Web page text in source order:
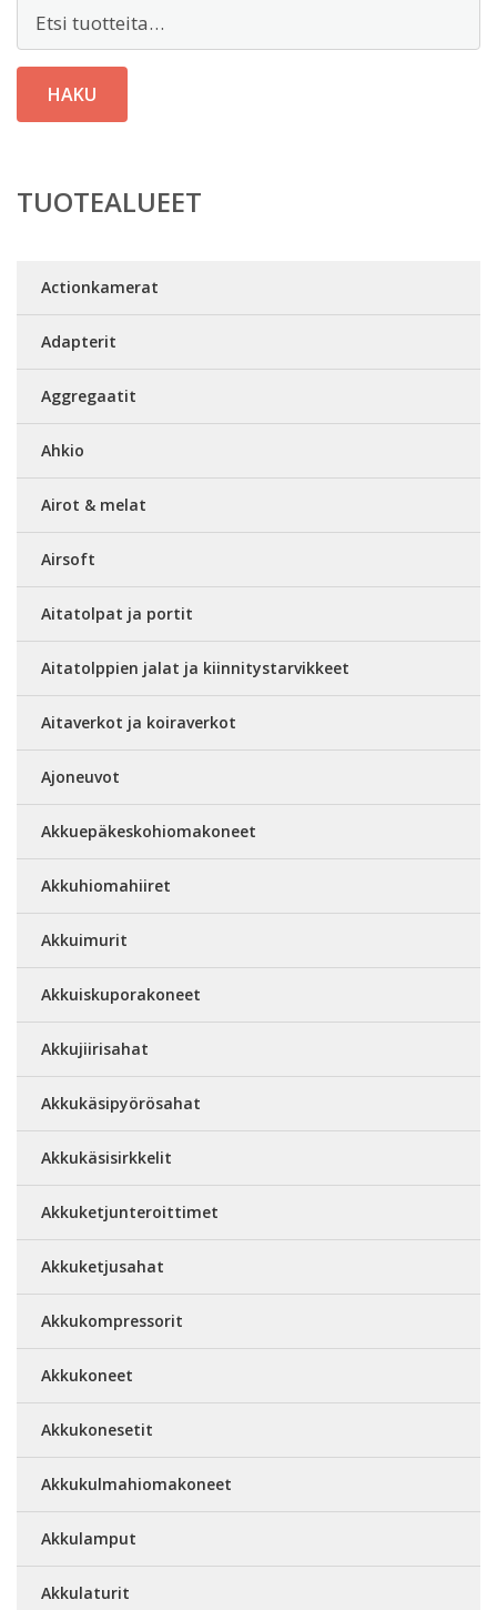
HAKU
TUOTEALUEET
Actionkamerat
Adapterit
Aggregaatit
Ahkio
Airot & melat
Airsoft
Aitatolpat ja portit
Aitatolppien jalat ja kiinnitystarvikkeet
Aitaverkot ja koiraverkot
Ajoneuvot
Akkuepäkeskohiomakoneet
Akkuhiomahiiret
Akkuimurit
Akkuiskuporakoneet
Akkujiirisahat
Akkukäsipyörösahat
Akkukäsisirkkelit
Akkuketjunteroittimet
Akkuketjusahat
Akkukompressorit
Akkukoneet
Akkukonesetit
Akkukulmahiomakoneet
Akkulamput
Akkulaturit